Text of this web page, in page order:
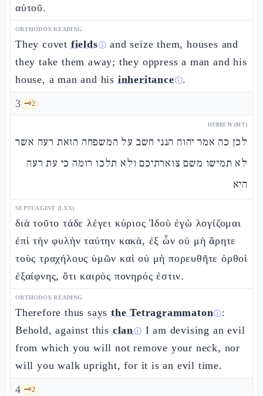
αὐτοῦ.
ORTHODOX READING
They covet fieldsⓘ and seize them, houses and
they take them away; they oppress a man and his
house, a man and his inheritanceⓘ.
3 🗝️2
HEBREW (MT)
לכן כה אמר יהוה הנני חשב על המשפחה הזאת רעה אשר
לא תמישו משם צוארתיכם ולא תלכו רומה כי עת רעה
היא
SEPTUAGINT (LXX)
διὰ τοῦτο τάδε λέγει κύριος Ἰδοὺ ἐγὼ λογίζομαι
ἐπὶ τὴν φυλὴν ταύτην κακά, ἐξ ὧν οὐ μὴ ἄρητε
τοὺς τραχήλους ὑμῶν καὶ οὐ μὴ πορευθῆτε ὀρθοὶ
ἐξαίφνης, ὅτι καιρὸς πονηρός ἐστιν.
ORTHODOX READING
Therefore thus says the Tetragrammatonⓘ:
Behold, against this clanⓘ I am devising an evil
from which you will not remove your neck, nor
will you walk upright, for it is an evil time.
4 🗝️2